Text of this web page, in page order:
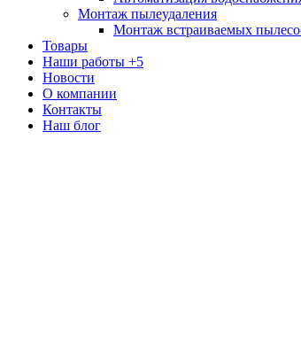
Монтаж пылеудаления
Монтаж встраиваемых
Товары
Наши работы +5
Новости
О компании
Контакты
Наш блог